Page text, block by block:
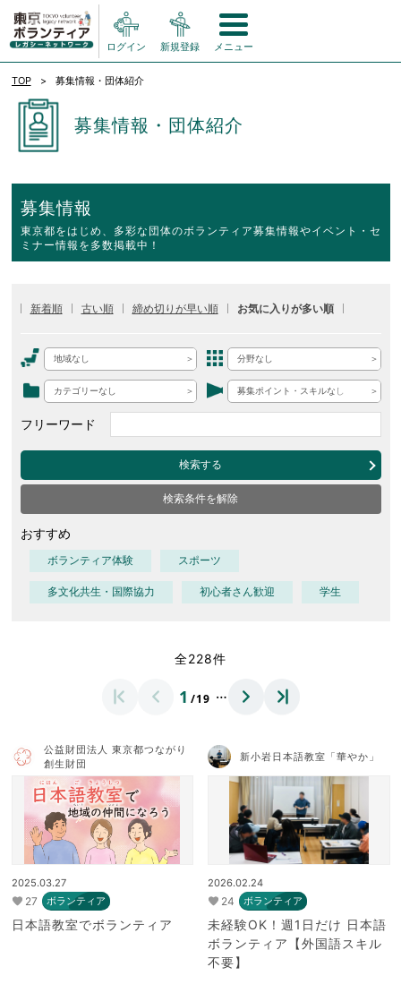
ログイン 新規登録 メニュー
TOP 募集情報・団体紹介
募集情報・団体紹介
募集情報
東京都をはじめ、多彩な団体のボランティア募集情報やイベント・セ
ミナー情報を多数掲載中！
新着順 古い順 締め切りが早い順 お気に入りが多い順
地域なし 分野なし
カテゴリーなし 募集ポイント・スキルなし
フリーワード
検索する
検索条件を解除
おすすめ
ボランティア体験 スポーツ
多文化共生・国際協力 初心者さん歓迎 学生
全228件
1 /19 …
公益財団法人 東京都つながり
創生財団
2025.03.27
27 ボランティア
日本語教室でボランティア
新小岩日本語教室「華やか」
2026.02.24
24 ボランティア
未経験OK！週1日だけ 日本語
ボランティア【外国語スキル
不要】